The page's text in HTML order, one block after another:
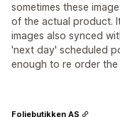
sometimes these
of the actual product.
images also synced
'next day' scheduled
enough to re order
Foliebutikken AS